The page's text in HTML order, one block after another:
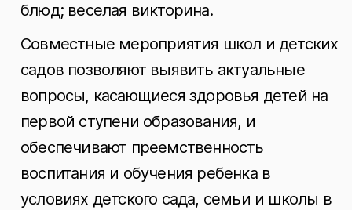
блюд; веселая викторина.
Совместные мероприятия школ и детских
садов позволяют выявить актуальные
вопросы, касающиеся здоровья детей на
первой ступени образования, и
обеспечивают преемственность
воспитания и обучения ребенка в
условиях детского сада, семьи и школы в